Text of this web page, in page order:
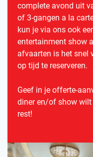
complete avond uit
of 3-gangen a la
kun je via ons ook
entertainment show
afvaarten is het snel
op tijd te reserveren.
Geef in je offerte-
diner en/of show wilt
rest!